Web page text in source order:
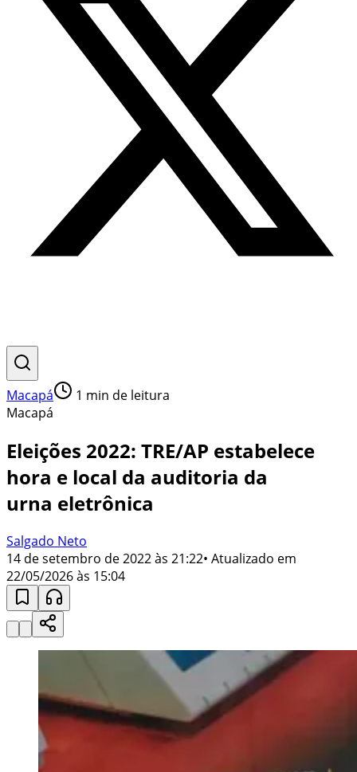
Macapá 1 min de leitura
Macapá
Eleições 2022: TRE/AP estabelece
hora e local da auditoria da
urna eletrônica
Salgado Neto
14 de setembro de 2022 às 21:22• Atualizado em
22/05/2026 às 15:04